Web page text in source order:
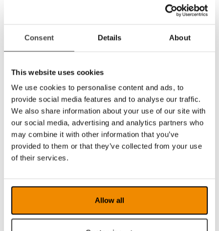
Consent Details About
This website uses cookies
We use cookies to personalise content and ads, to
provide social media features and to analyse our traffic.
We also share information about your use of our site with
our social media, advertising and analytics partners who
may combine it with other information that you’ve
provided to them or that they’ve collected from your use
of their services.
Allow all
Si vous recherchez des documents dans d'autres
MagniLink AIR Go
Brochure
Mode d'emploi MagniLink PCViewer
Mode d'emploi MagniLink MacViewer
Mode d'emploi MagniLink ChromeViewer
Mode d'emploi MagniLink Viewer – iPad
Si vous recherchez des documents dans d'autres
langues,veuillez nous contacter.
Dealer Zone